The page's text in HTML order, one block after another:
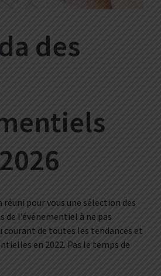
des
réuni pour vous une sélection des
l’événementiel à ne pas
courant de toutes les tendances et
en 2022. Pas le temps de